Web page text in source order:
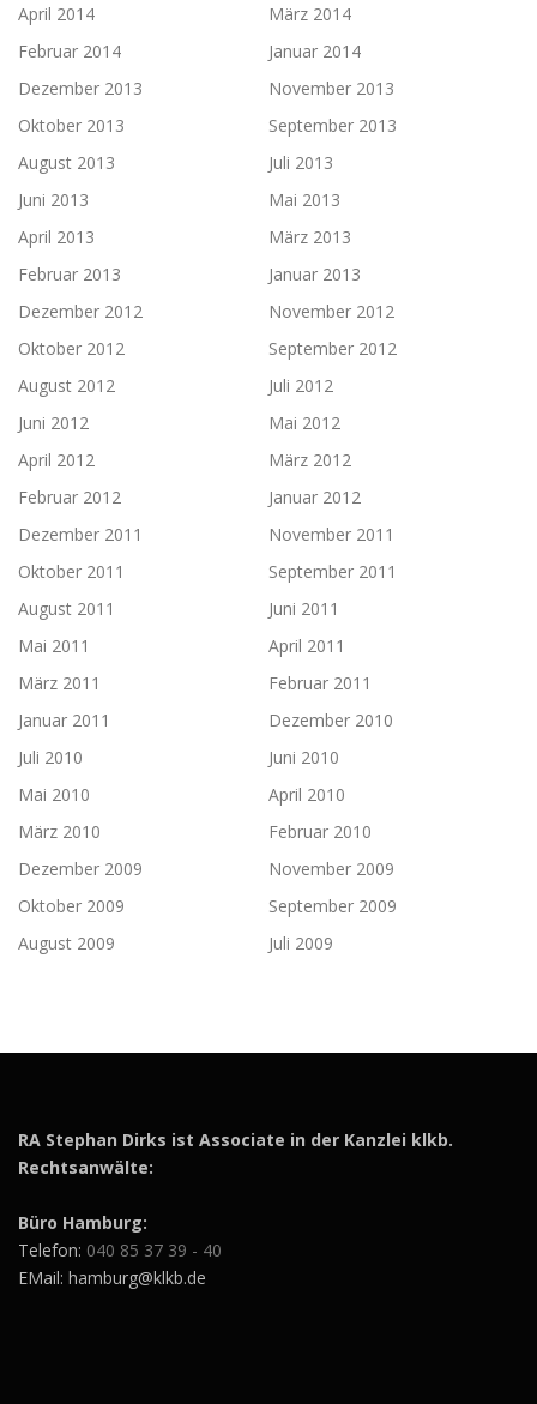
April 2014
März 2014
Februar 2014
Januar 2014
Dezember 2013
November 2013
Oktober 2013
September 2013
August 2013
Juli 2013
Juni 2013
Mai 2013
April 2013
März 2013
Februar 2013
Januar 2013
Dezember 2012
November 2012
Oktober 2012
September 2012
August 2012
Juli 2012
Juni 2012
Mai 2012
April 2012
März 2012
Februar 2012
Januar 2012
Dezember 2011
November 2011
Oktober 2011
September 2011
August 2011
Juni 2011
Mai 2011
April 2011
März 2011
Februar 2011
Januar 2011
Dezember 2010
Juli 2010
Juni 2010
Mai 2010
April 2010
März 2010
Februar 2010
Dezember 2009
November 2009
Oktober 2009
September 2009
August 2009
Juli 2009
RA Stephan Dirks ist Associate in der Kanzlei klkb.
Rechtsanwälte:
Büro Hamburg:
Telefon: 040 85 37 39 - 40
EMail: hamburg@klkb.de